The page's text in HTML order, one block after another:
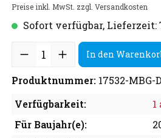
Preise inkl. MwSt. zzgl. Versandkosten
Sofort verfügbar, Lieferzeit:
In den
Produktnummer: 17532-MBG-
Verfügbarkeit:
1
Für Baujahr(e):